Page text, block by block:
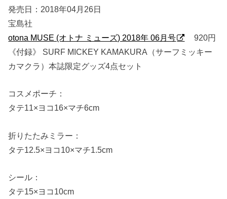
発売日：2018年04月26日
宝島社
otona MUSE (オトナ ミューズ) 2018年 06月号
920円
《付録》 SURF MICKEY KAMAKURA（サーフミッキー
カマクラ）本誌限定グッズ4点セット
コスメポーチ：
タテ11×ヨコ16×マチ6cm
折りたたみミラー：
タテ12.5×ヨコ10×マチ1.5cm
シール：
タテ15×ヨコ10cm